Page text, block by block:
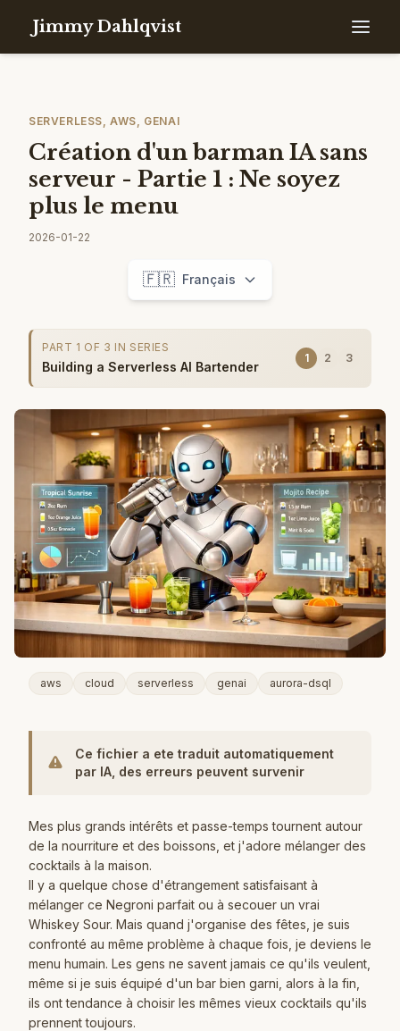
Jimmy Dahlqvist
SERVERLESS, AWS, GENAI
Création d'un barman IA sans
serveur - Partie 1 : Ne soyez
plus le menu
2026-01-22
🇫🇷 Français
PART 1 OF 3 IN SERIES
Building a Serverless AI Bartender
1 2 3
aws cloud serverless genai aurora-dsql
Ce fichier a ete traduit automatiquement
par IA, des erreurs peuvent survenir
Mes plus grands intérêts et passe-temps tournent autour
de la nourriture et des boissons, et j'adore mélanger des
cocktails à la maison.
Il y a quelque chose d'étrangement satisfaisant à
mélanger ce Negroni parfait ou à secouer un vrai
Whiskey Sour. Mais quand j'organise des fêtes, je suis
confronté au même problème à chaque fois, je deviens le
menu humain. Les gens ne savent jamais ce qu'ils veulent,
même si je suis équipé d'un bar bien garni, alors à la fin,
ils ont tendance à choisir les mêmes vieux cocktails qu'ils
prennent toujours.